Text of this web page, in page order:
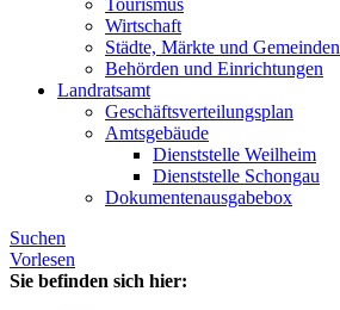
Tourismus
Wirtschaft
Städte, Märkte und Gemeinden
Behörden und Einrichtungen
Landratsamt
Geschäftsverteilungsplan
Amtsgebäude
Dienststelle Weilheim
Dienststelle Schongau
Dokumentenausgabebox
Suchen
Vorlesen
Sie befinden sich hier: